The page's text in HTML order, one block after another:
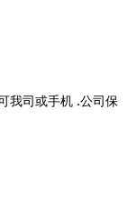
我司或手机 .公司保